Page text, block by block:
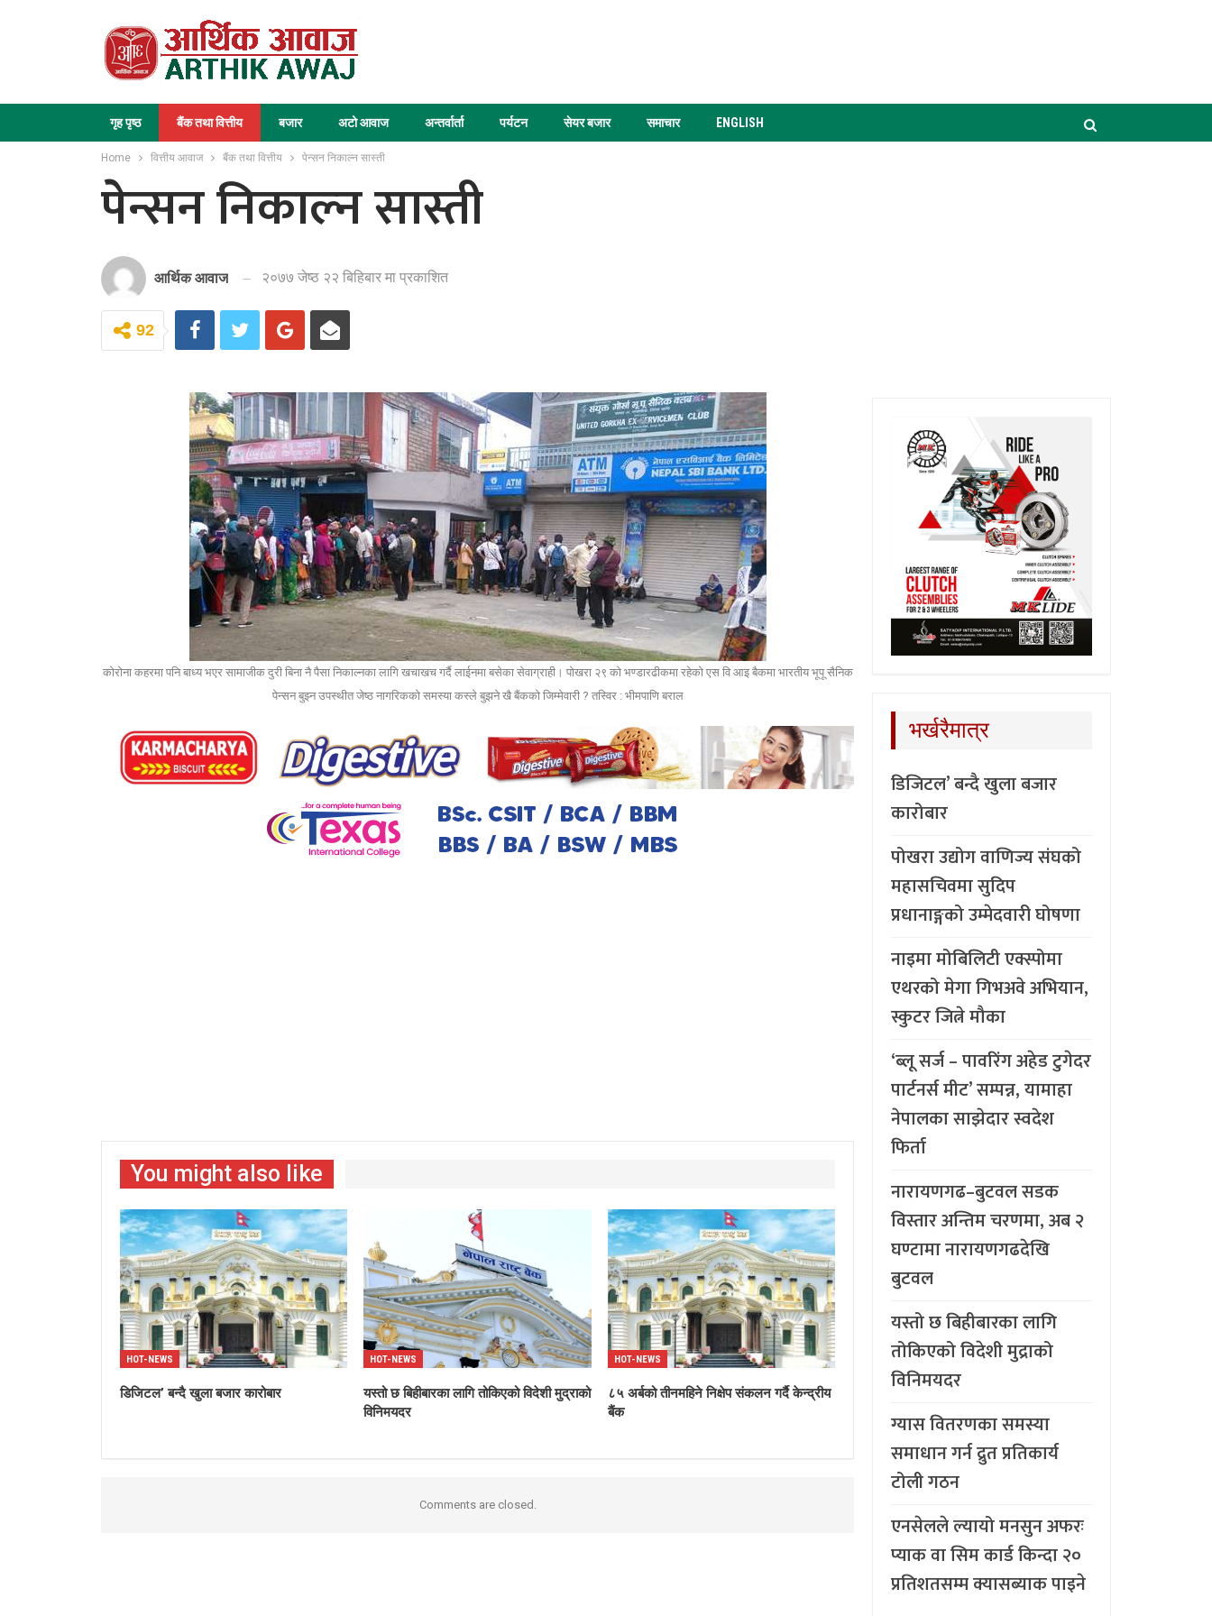
गृह पृष्ठ बैंक तथा वित्तीय बजार अटो आवाज अन्तर्वार्ता पर्यटन सेयर बजार समाचार ENGLISH
Home वित्तीय आवाज बैंक तथा वित्तीय पेन्सन निकाल्न सास्ती
पेन्सन निकाल्न सास्ती
आर्थिक आवाज २०७७ जेष्ठ २२ बिहिबार मा प्रकाशित
92
कोरोना कहरमा पनि बाध्य भएर सामाजीक दुरी बिना नै पैसा निकाल्नका लागि खचाखच गर्दै लाईनमा बसेका सेवाग्राही। पोखरा २९ को भण्डारढीकमा रहेको एस वि आइ बैकमा भारतीय भूपू सैनिक
पेन्सन बुझ्न उपस्थीत जेष्ठ नागरिकको समस्या कस्ले बुझने खै बैंकको जिम्मेवारी ? तस्विर : भीमपाणि बराल
You might also like
HOT-NEWS
डिजिटल’ बन्दै खुला बजार कारोबार
HOT-NEWS
यस्तो छ बिहीबारका लागि तोकिएको विदेशी मुद्राको
विनिमयदर
HOT-NEWS
८५ अर्बको तीनमहिने निक्षेप संकलन गर्दै केन्द्रीय
बैंक
Comments are closed.
भर्खरैमात्र
डिजिटल’ बन्दै खुला बजार
कारोबार
पोखरा उद्योग वाणिज्य संघको
महासचिवमा सुदिप
प्रधानाङ्गको उम्मेदवारी घोषणा
नाइमा मोबिलिटी एक्स्पोमा
एथरको मेगा गिभअवे अभियान,
स्कुटर जित्ने मौका
‘ब्लू सर्ज – पावरिंग अहेड टुगेदर
पार्टनर्स मीट’ सम्पन्न, यामाहा
नेपालका साझेदार स्वदेश
फिर्ता
नारायणगढ–बुटवल सडक
विस्तार अन्तिम चरणमा, अब २
घण्टामा नारायणगढदेखि
बुटवल
यस्तो छ बिहीबारका लागि
तोकिएको विदेशी मुद्राको
विनिमयदर
ग्यास वितरणका समस्या
समाधान गर्न द्रुत प्रतिकार्य
टोली गठन
एनसेलले ल्यायो मनसुन अफरः
प्याक वा सिम कार्ड किन्दा २०
प्रतिशतसम्म क्यासब्याक पाइने